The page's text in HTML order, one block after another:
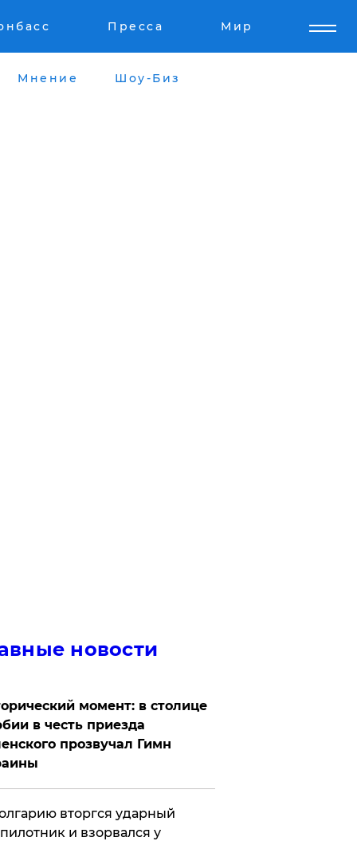
Пресса Мир
Мнение Шоу-Биз
новости
момент: в столице
в честь приезда
прозвучал Гимн
вторгся ударный
и взорвался у